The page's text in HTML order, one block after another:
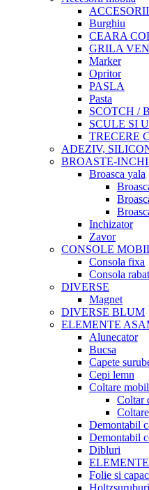
Burghiu
CEARA
GRILA
Marker
Opritor
PASLA
Pasta
SCOTCH /
SCULE SI
TRECERE
ADEZIV,
BROASTE-
Broasca yala
Inchizator
Zavor
CONSOLE
Consola fixa
Consola
DIVERSE
Magnet
DIVERSE BLUM
ELEMENTE
Alunecator
Bucsa
Capete
Cepi lemn
Coltare
Coltar
Demontabil
Demontabil
Dibluri
Folie si
Holtzsuruburi